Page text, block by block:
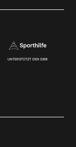
UNTERSTÜTZT DEN DBB